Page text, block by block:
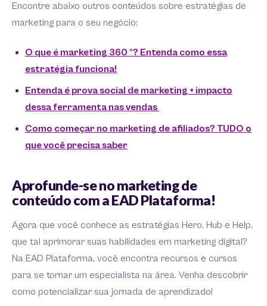
Encontre abaixo outros conteúdos sobre estratégias de
marketing para o seu negócio:
O que é marketing 360 º? Entenda como essa
estratégia funciona!
Entenda é prova social de marketing + impacto
dessa ferramenta nas vendas
Como começar no marketing de afiliados? TUDO o
que você precisa saber
Aprofunde-se no marketing de
conteúdo com a EAD Plataforma!
Agora que você conhece as estratégias Hero, Hub e Help,
que tal aprimorar suas habilidades em marketing digital?
Na EAD Plataforma, você encontra recursos e cursos
para se tornar um especialista na área. Venha descobrir
como potencializar sua jornada de aprendizado!